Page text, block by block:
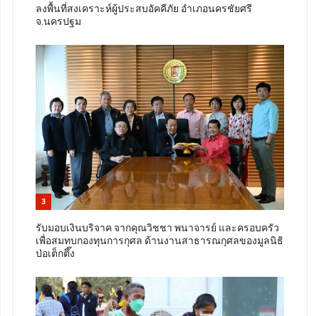
ลงพื้นที่สงเคราะห์ผู้ประสบอัคคีภัย อำเภอนครชัยศรี
จ.นครปฐม
3
รับมอบเงินบริจาค จากคุณวิชชา พนาจารย์ และครอบครัว
เพื่อสมทบกองทุนการกุศล ด้านงานสาธารณกุศลของมูลนิธิ
ป่อเต็กตึ๊ง